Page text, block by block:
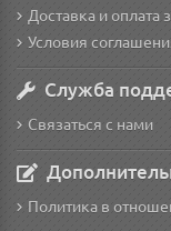
Доставка и оплата
Условия
Служба
Связаться с нами
Политика в